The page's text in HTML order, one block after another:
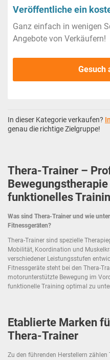
Veröffentliche ein
Ganz einfach in wenigen
Angebote von Verkäufern!
Gesuch
In dieser Kategorie verkaufen?
genau die richtige Zielgruppe!
Thera-Trainer –
funktionelles
Was sind Thera-Trainer und wie
Fitnessgeräten?
Thera-Trainer sind spezielle
Mobilität, Koordination und
verschiedener Leistungsstufen
Fitnessgeräte steht bei den Thera-
motorunterstützte Bewegung im
funktionelle Training optimal zu
Etablierte Marken
Thera-Trainer
Zu den führenden Herstellern zählen